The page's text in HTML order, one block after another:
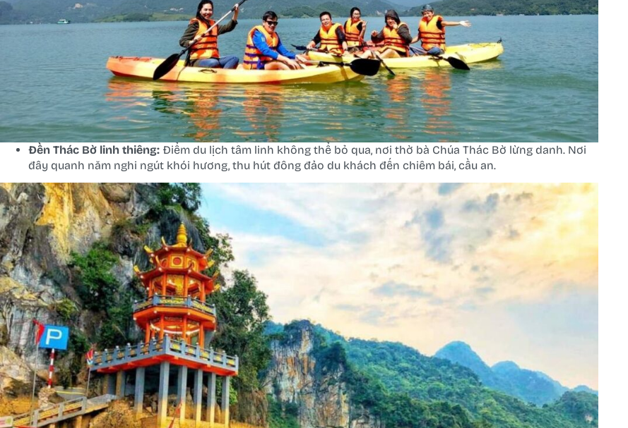
Đền Thác Bờ linh thiêng: Điểm du lịch tâm linh không thể bỏ qua, nơi thờ bà Chúa Thác Bờ lừng danh. Nơi
đây quanh năm nghi ngút khói hương, thu hút đông đảo du khách đến chiêm bái, cầu an.